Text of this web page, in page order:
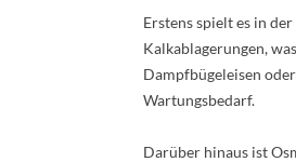
Erstens spielt es in
Kalkablagerungen,
Dampfbügeleisen
Wartungsbedarf.
Darüber hinaus ist